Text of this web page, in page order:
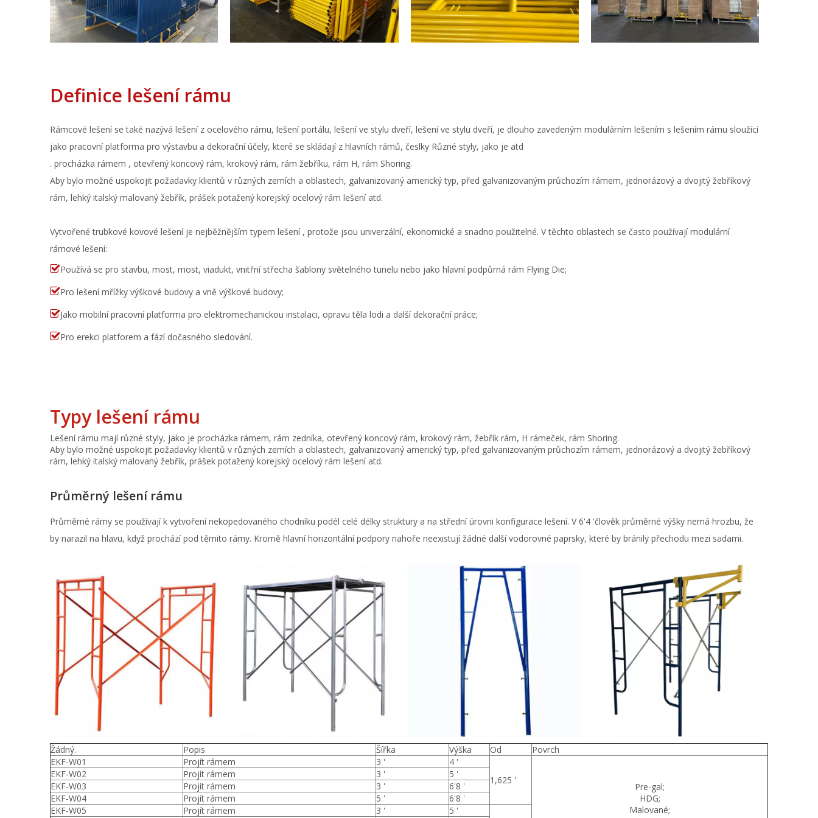
Definice lešení rámu
Rámcové lešení se také nazývá lešení z ocelového rámu, lešení portálu, lešení ve stylu dveří, lešení ve stylu dveří, je dlouho zavedeným modulárním lešením s lešením rámu sloužící
jako pracovní platforma pro výstavbu a dekorační účely, které se skládají z hlavních rámů, česlky Různé styly, jako je atd
. procházka rámem , otevřený koncový rám, krokový rám, rám žebříku, rám H, rám Shoring.
Aby bylo možné uspokojit požadavky klientů v různých zemích a oblastech, galvanizovaný americký typ, před galvanizovaným průchozím rámem, jednorázový a dvojitý žebříkový
rám, lehký italský malovaný žebřík, prášek potažený korejský ocelový rám lešení atd.
Vytvořené trubkové kovové lešení je nejběžnějším typem lešení , protože jsou univerzální, ekonomické a snadno použitelné. V těchto oblastech se často používají modulární
rámové lešení:
Používá se pro stavbu, most, most, viadukt, vnitřní střecha šablony světelného tunelu nebo jako hlavní podpůrná rám Flying Die;
Pro lešení mřížky výškové budovy a vně výškové budovy;
Jako mobilní pracovní platforma pro elektromechanickou instalaci, opravu těla lodi a další dekorační práce;
Pro erekci platforem a fází dočasného sledování.
Typy lešení rámu
Lešení rámu mají různé styly, jako je procházka rámem, rám zedníka, otevřený koncový rám, krokový rám, žebřík rám, H rámeček, rám Shoring.
Aby bylo možné uspokojit požadavky klientů v různých zemích a oblastech, galvanizovaný americký typ, před galvanizovaným průchozím rámem, jednorázový a dvojitý žebříkový
rám, lehký italský malovaný žebřík, prášek potažený korejský ocelový rám lešení atd.
Průměrný lešení rámu
Průměrné rámy se používají k vytvoření nekopedovaného chodníku podél celé délky struktury a na střední úrovni konfigurace lešení. V 6'4 'člověk průměrné výšky nemá hrozbu, že
by narazil na hlavu, když prochází pod těmito rámy. Kromě hlavní horizontální podpory nahoře neexistují žádné další vodorovné paprsky, které by bránily přechodu mezi sadami.
Žádný. Popis Šířka Výška Od
Povrch
EKF-W01
Projít rámem 3 '
4 '
1,625 '
Pre-gal;
HDG;
Malované;
EKF-W02 Projít rámem 3 '
5 '
EKF-W03
Projít rámem 3 '
6'8 '
EKF-W04
Projít rámem 5 '
6'8 '
EKF-W05
Projít rámem 3 '
5 '